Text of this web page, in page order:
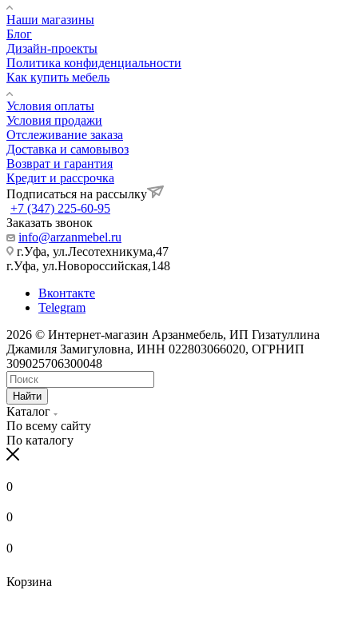
Наши магазины
Блог
Дизайн-проекты
Политика конфиденциальности
Как купить мебель
Условия оплаты
Условия продажи
Отслеживание заказа
Доставка и самовывоз
Возврат и гарантия
Кредит и рассрочка
Подписаться на рассылку
+7 (347) 225-60-95
Заказать звонок
info@arzanmebel.ru
г.Уфа, ул.Лесотехникума,47
г.Уфа, ул.Новороссийская,148
Вконтакте
Telegram
2026 © Интернет-магазин Арзанмебель, ИП Гизатуллина
Джамиля Замигуловна, ИНН 022803066020, ОГРНИП
309025706300048
Найти
Каталог
По всему сайту
По каталогу
0
0
0
Корзина